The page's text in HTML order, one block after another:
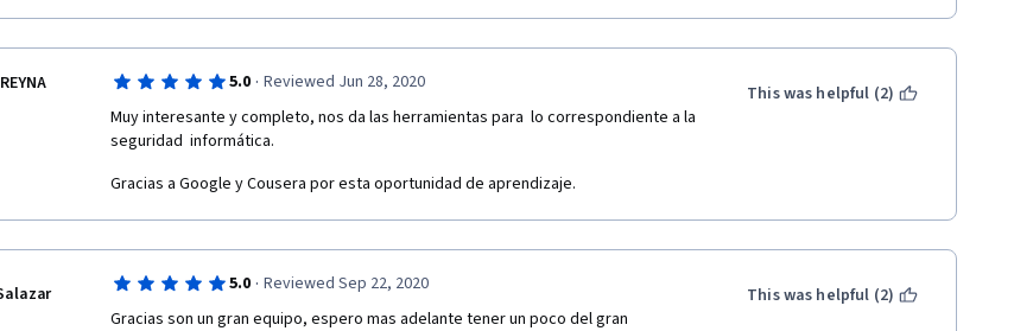
5.0 · Reviewed Jun 28, 2020
Muy interesante y completo, nos da las herramientas para  lo correspondiente a la
seguridad  informática.
Gracias a Google y Cousera por esta oportunidad de aprendizaje.
This was helpful (2)
5.0 · Reviewed Sep 22, 2020
Gracias son un gran equipo, espero mas adelante tener un poco del gran
This was helpful (2)